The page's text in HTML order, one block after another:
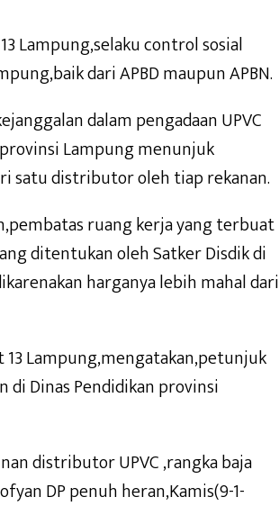
Lampung,selaku control sosial
dari APBD maupun APBN.
dalam pengadaan UPVC
Lampung menunjuk
satu distributor oleh tiap rekanan.
ruang kerja yang terbuat
ditentukan oleh Satker Disdik di
harganya lebih mahal dari
13 Lampung,mengatakan,petunjuk
di Dinas Pendidikan provinsi
distributor UPVC ,rangka baja
DP penuh heran,Kamis(9-1-